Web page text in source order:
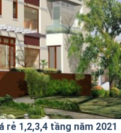
rẻ 1,2,3,4 tầng năm 2021